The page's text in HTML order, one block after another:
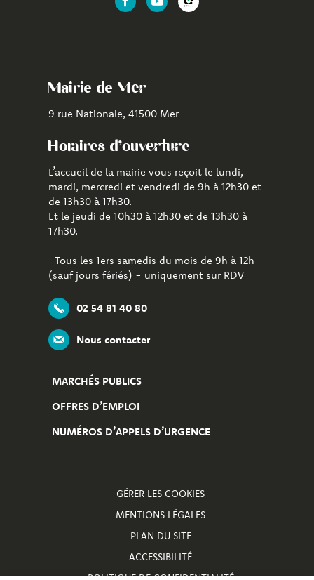
Lien
Lien
Lien
Mairie de Mer
9 rue Nationale, 41500 Mer
Horaires d'ouverture
L’accueil de la mairie vous reçoit le lundi,
mardi, mercredi et vendredi de 9h à 12h30 et
de 13h30 à 17h30.
Et le jeudi de 10h30 à 12h30 et de 13h30 à
17h30.
Tous les 1ers samedis du mois de 9h à 12h
(sauf jours fériés) - uniquement sur RDV
02 54 81 40 80
Nous contacter
MARCHÉS PUBLICS
OFFRES D’EMPLOI
NUMÉROS D’APPELS D’URGENCE
GÉRER LES COOKIES
MENTIONS LÉGALES
PLAN DU SITE
ACCESSIBILITÉ